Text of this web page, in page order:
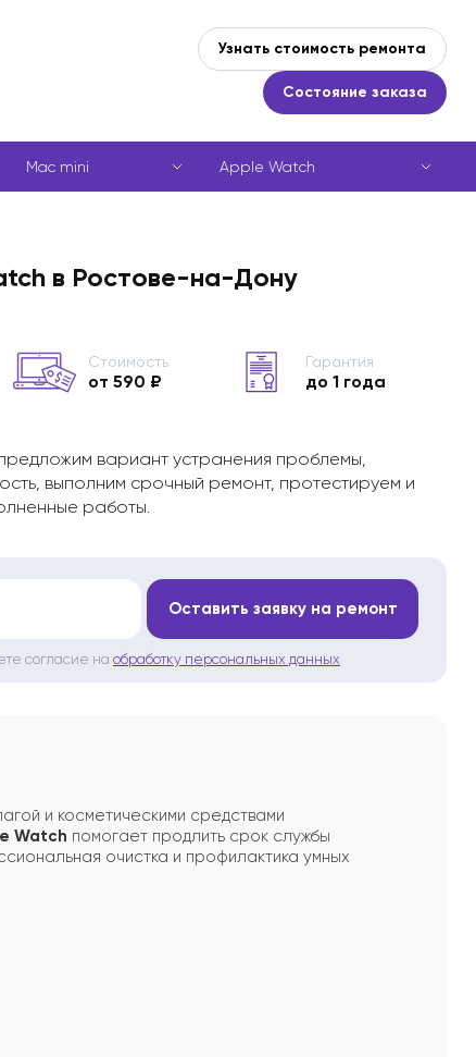
Узнать стоимость ремонта
Состояние заказа
Mac mini Apple Watch
в Ростове-на-Дону
Стоимость
от 590 ₽
Гарантия
до 1 года
вариант устранения проблемы,
выполним срочный ремонт, протестируем и
работы.
Оставить заявку на ремонт
согласие на обработку персональных данных
и косметическими средствами
Watch помогает продлить срок службы
очистка и профилактика умных